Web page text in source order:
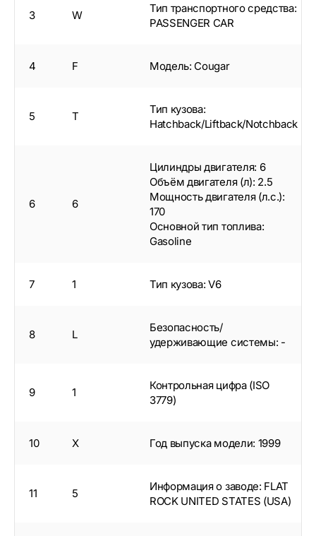
3 W
Тип транспортного средства:
PASSENGER CAR
4 F Модель: Cougar
5 T
Тип кузова:
Hatchback/Liftback/Notchback
6 6
Цилиндры двигателя: 6
Объём двигателя (л): 2.5
Мощность двигателя (л.с.):
170
Основной тип топлива:
Gasoline
7 1 Тип кузова: V6
8 L
Безопасность/
удерживающие системы: -
9 1
Контрольная цифра (ISO
3779)
10 X Год выпуска модели: 1999
11 5
Информация о заводе: FLAT
ROCK UNITED STATES (USA)